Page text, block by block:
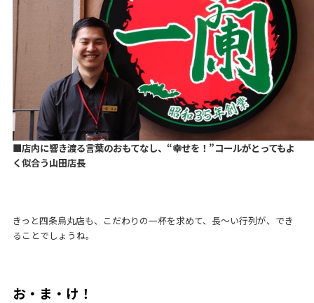
■店内に響き渡る言葉のおもてなし、“幸せを！”コールがとってもよ
く似合う山田店長
きっと四条烏丸店も、こだわりの一杯を求めて、長～い行列が、でき
ることでしょうね。
お・ま・け！